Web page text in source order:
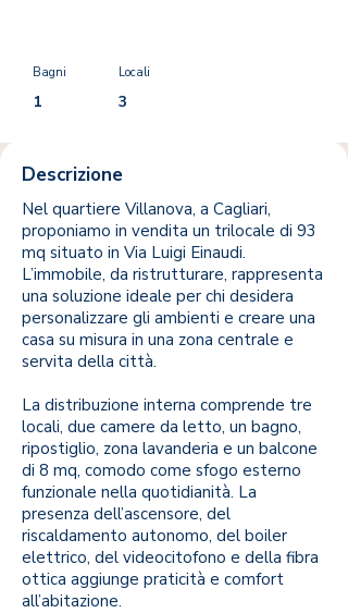
Bagni
1
Locali
3
Descrizione
Nel quartiere Villanova, a Cagliari,
proponiamo in vendita un trilocale di 93
mq situato in Via Luigi Einaudi.
L’immobile, da ristrutturare, rappresenta
una soluzione ideale per chi desidera
personalizzare gli ambienti e creare una
casa su misura in una zona centrale e
servita della città.
La distribuzione interna comprende tre
locali, due camere da letto, un bagno,
ripostiglio, zona lavanderia e un balcone
di 8 mq, comodo come sfogo esterno
funzionale nella quotidianità. La
presenza dell’ascensore, del
riscaldamento autonomo, del boiler
elettrico, del videocitofono e della fibra
ottica aggiunge praticità e comfort
all’abitazione.